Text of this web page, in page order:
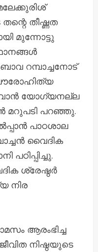
തീഷ്ണത
മുന്നോട്ടു
റമ്പാച്ചനോട്‌
യോഗ്യനല്ല
മറുപടി പറഞ്ഞു.
പാഠശാല
വൈദിക
പഠിപ്പിച്ചു.
ശ്രേഷ്ഠർ
നിര
ആരംഭിച്ച
നിഷ്ഠയുടെ